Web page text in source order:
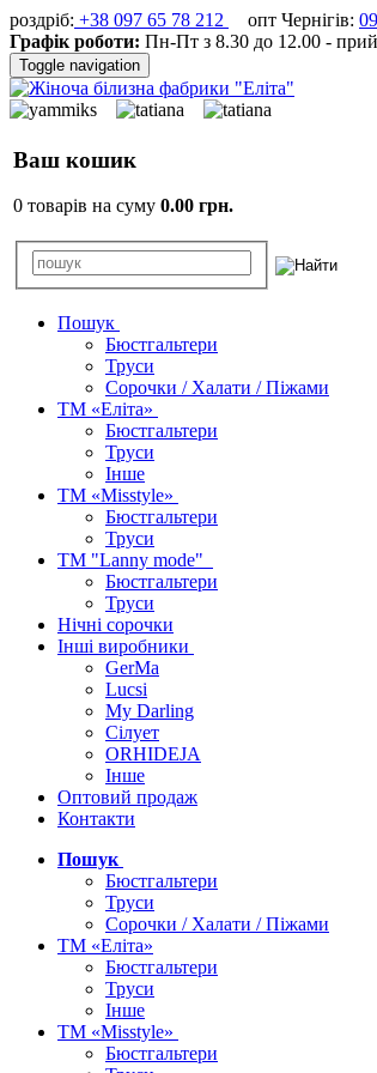
роздріб: +38 097 65 78 212 опт Чернігів:
Графік роботи: Пн-Пт з 8.30 до 12.00 -
Toggle navigation
Ваш кошик
0 товарів на суму 0.00 грн.
Пошук
Бюстгальтери
Труси
Сорочки / Халати / Піжами
ТМ «Еліта»
Бюстгальтери
Труси
Інше
ТМ «Misstyle»
Бюстгальтери
Труси
ТМ "Lanny mode"
Бюстгальтери
Труси
Нічні сорочки
Інші виробники
GerMa
Lucsi
My Darling
Сілует
ORHIDEJA
Інше
Оптовий продаж
Контакти
Пошук
Бюстгальтери
Труси
Сорочки / Халати / Піжами
ТМ «Еліта»
Бюстгальтери
Труси
Інше
ТМ «Misstyle»
Бюстгальтери